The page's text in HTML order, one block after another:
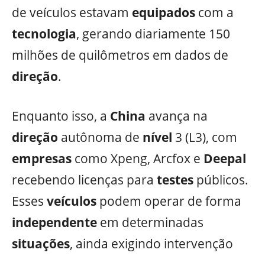
de veículos estavam equipados com a
tecnologia, gerando diariamente 150
milhões de quilômetros em dados de
direção.
Enquanto isso, a China avança na
direção autônoma de nível 3 (L3), com
empresas como Xpeng, Arcfox e Deepal
recebendo licenças para testes públicos.
Esses veículos podem operar de forma
independente em determinadas
situações, ainda exigindo intervenção